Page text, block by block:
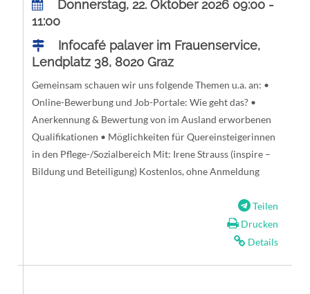
Donnerstag, 22. Oktober 2026 09:00 -
11:00
Infocafé palaver im Frauenservice,
Lendplatz 38, 8020 Graz
Gemeinsam schauen wir uns folgende Themen u.a. an: •
Online-Bewerbung und Job-Portale: Wie geht das? •
Anerkennung & Bewertung von im Ausland erworbenen
Qualifikationen • Möglichkeiten für Quereinsteigerinnen
in den Pflege-/Sozialbereich Mit: Irene Strauss (inspire –
Bildung und Beteiligung) Kostenlos, ohne Anmeldung
Teilen
Drucken
Details